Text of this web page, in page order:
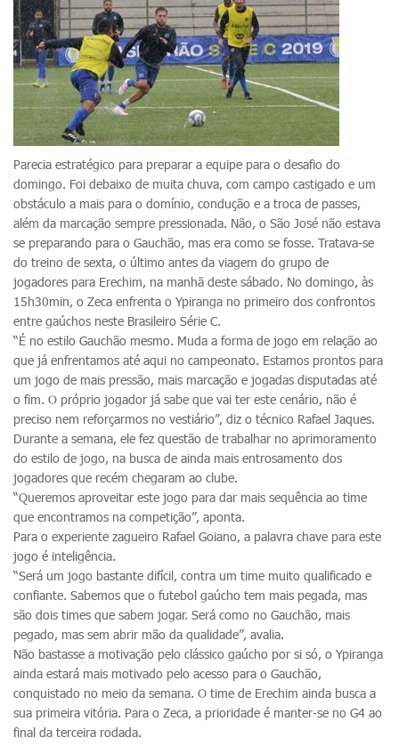
Parecia estratégico para preparar a equipe para o desafio do
domingo. Foi debaixo de muita chuva, com campo castigado e um
obstáculo a mais para o domínio, condução e a troca de passes,
além da marcação sempre pressionada. Não, o São José não estava
se preparando para o Gauchão, mas era como se fosse. Tratava-se
do treino de sexta, o último antes da viagem do grupo de
jogadores para Erechim, na manhã deste sábado. No domingo, às
15h30min, o Zeca enfrenta o Ypiranga no primeiro dos confrontos
entre gaúchos neste Brasileiro Série C.
“É no estilo Gauchão mesmo. Muda a forma de jogo em relação ao
que já enfrentamos até aqui no campeonato. Estamos prontos para
um jogo de mais pressão, mais marcação e jogadas disputadas até
o fim. O próprio jogador já sabe que vai ter este cenário, não é
preciso nem reforçarmos no vestiário”, diz o técnico Rafael Jaques.
Durante a semana, ele fez questão de trabalhar no aprimoramento
do estilo de jogo, na busca de ainda mais entrosamento dos
jogadores que recém chegaram ao clube.
“Queremos aproveitar este jogo para dar mais sequência ao time
que encontramos na competição”, aponta.
Para o experiente zagueiro Rafael Goiano, a palavra chave para este
jogo é inteligência.
“Será um jogo bastante difícil, contra um time muito qualificado e
confiante. Sabemos que o futebol gaúcho tem mais pegada, mas
são dois times que sabem jogar. Será como no Gauchão, mais
pegado, mas sem abrir mão da qualidade”, avalia.
Não bastasse a motivação pelo clássico gaúcho por si só, o Ypiranga
ainda estará mais motivado pelo acesso para o Gauchão,
conquistado no meio da semana. O time de Erechim ainda busca a
sua primeira vitória. Para o Zeca, a prioridade é manter-se no G4 ao
final da terceira rodada.